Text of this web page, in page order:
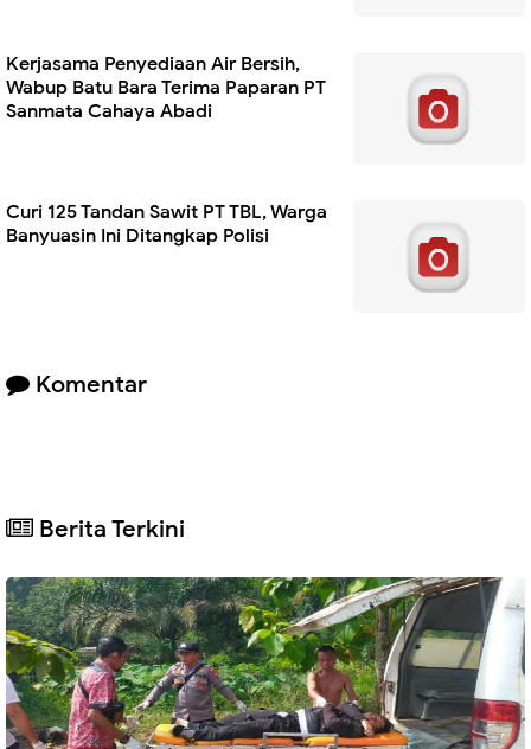
Kerjasama Penyediaan Air Bersih,
Wabup Batu Bara Terima Paparan PT
Sanmata Cahaya Abadi
Curi 125 Tandan Sawit PT TBL, Warga
Banyuasin Ini Ditangkap Polisi
Komentar
Berita Terkini